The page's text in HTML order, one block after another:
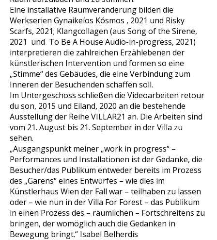
Eine installative Raumveränderung bilden die
Werkserien Gynaikeíos Kósmos , 2021 und Risky
Scarfs, 2021; Klangcollagen (aus Song of the Sirene,
2021 und To Be A House Audio-in-progress, 2021)
interpretieren die zahlreichen Erzählebenen der
künstlerischen Intervention und formen so eine
„Stimme“ des Gebäudes, die eine Verbindung zum
Inneren der Besuchenden schaffen soll.
Im Untergeschoss schließen die Videoarbeiten retour
du son, 2015 und Eiland, 2020 an die bestehende
Ausstellung der Reihe VILLAR21 an. Die Arbeiten sind
vom 21. August bis 21. September in der Villa zu
sehen.
„Ausgangspunkt meiner „work in progress“ –
Performances und Installationen ist der Gedanke, die
Besucher/das Publikum entweder bereits im Prozess
des „Gärens“ eines Entwurfes – wie dies im
Künstlerhaus Wien der Fall war – teilhaben zu lassen
oder – wie nun in der Villa For Forest – das Publikum
in einen Prozess des – räumlichen – Fortschreitens zu
bringen, der womöglich auch die Gedanken in
Bewegung bringt.“ Isabel Belherdis